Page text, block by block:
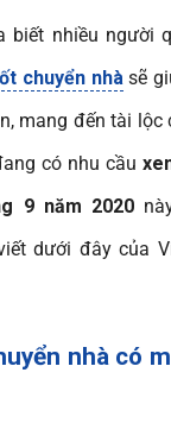
biết nhiều người
chuyển nhàsẽ
mang đến tài lộc
có nhu cầu
9 năm 2020
dưới đây của
nhà có